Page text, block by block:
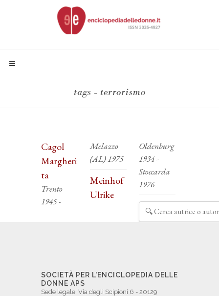
tags - terrorismo
Cagol
Margheri
ta
Trento
1945 -
Melazzo
(AL) 1975
Meinhof
Ulrike
Oldenburg
1934 -
Stoccarda
1976
SOCIETÀ PER L'ENCICLOPEDIA DELLE
DONNE APS
Sede legale: Via degli Scipioni 6 - 20129